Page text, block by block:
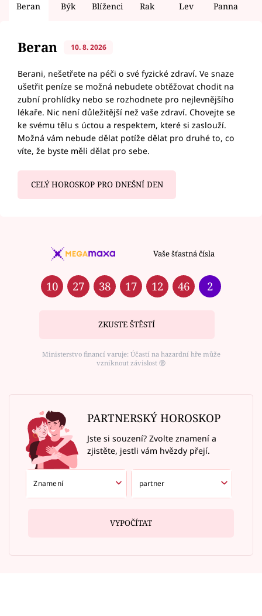
Beran Býk Blíženci Rak Lev Panna
Beran 10. 8. 2026
Berani, nešetřete na péči o své fyzické zdraví. Ve snaze
ušetřit peníze se možná nebudete obtěžovat chodit na
zubní prohlídky nebo se rozhodnete pro nejlevnějšího
lékaře. Nic není důležitější než vaše zdraví. Chovejte se
ke svému tělu s úctou a respektem, které si zaslouží.
Možná vám nebude dělat potíže dělat pro druhé to, co
víte, že byste měli dělat pro sebe.
CELÝ HOROSKOP PRO DNEŠNÍ DEN
Vaše šťastná čísla
10 27 38 17 12 46 2
ZKUSTE ŠTĚSTÍ
Ministerstvo financí varuje: Účastí na hazardní hře může
vzniknout závislost ⑱
PARTNERSKÝ HOROSKOP
Jste si souzení? Zvolte znamení a
zjistěte, jestli vám hvězdy přejí.
VYPOČÍTAT